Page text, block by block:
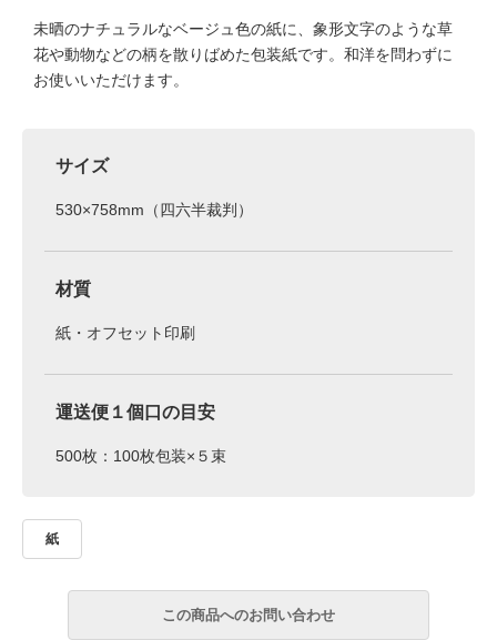
未晒のナチュラルなベージュ色の紙に、象形文字のような草
花や動物などの柄を散りばめた包装紙です。和洋を問わずに
お使いいただけます。
サイズ
530×758mm（四六半裁判）
材質
紙・オフセット印刷
運送便１個口の目安
500枚：100枚包装×５束
紙